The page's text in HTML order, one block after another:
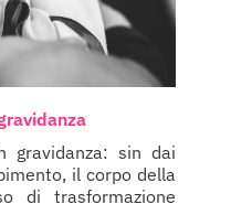
gravidanza: sin dai
il corpo della
di trasformazione